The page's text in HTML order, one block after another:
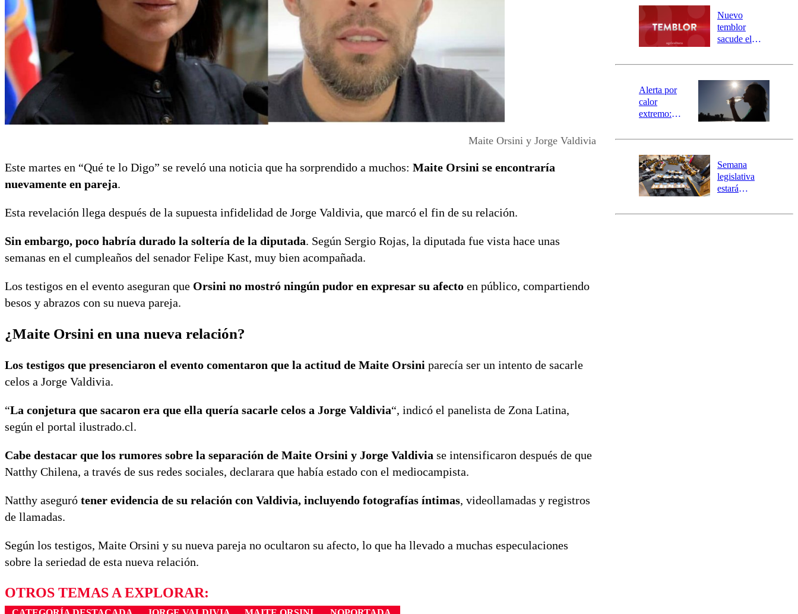
Maite Orsini y Jorge Valdivia
Este martes en “Qué te lo Digo” se reveló una noticia que ha sorprendido a muchos: Maite Orsini se encontraría
nuevamente en pareja.
Esta revelación llega después de la supuesta infidelidad de Jorge Valdivia, que marcó el fin de su relación.
Sin embargo, poco habría durado la soltería de la diputada. Según Sergio Rojas, la diputada fue vista hace unas
semanas en el cumpleaños del senador Felipe Kast, muy bien acompañada.
Los testigos en el evento aseguran que Orsini no mostró ningún pudor en expresar su afecto en público, compartiendo
besos y abrazos con su nueva pareja.
¿Maite Orsini en una nueva relación?
Los testigos que presenciaron el evento comentaron que la actitud de Maite Orsini parecía ser un intento de sacarle
celos a Jorge Valdivia.
“La conjetura que sacaron era que ella quería sacarle celos a Jorge Valdivia“, indicó el panelista de Zona Latina,
según el portal ilustrado.cl.
Cabe destacar que los rumores sobre la separación de Maite Orsini y Jorge Valdivia se intensificaron después de que
Natthy Chilena, a través de sus redes sociales, declarara que había estado con el mediocampista.
Natthy aseguró tener evidencia de su relación con Valdivia, incluyendo fotografías íntimas, videollamadas y registros
de llamadas.
Según los testigos, Maite Orsini y su nueva pareja no ocultaron su afecto, lo que ha llevado a muchas especulaciones
sobre la seriedad de esta nueva relación.
OTROS TEMAS A EXPLORAR:
río Damas:
activa
mensajería
SAE
Nuevo
temblor
sacude el
revisa la
epicentro
Alerta por
calor
extremo:
activa Alerta
Preventiva en
tres comunas
Semana
legislativa
estará
el fin de la